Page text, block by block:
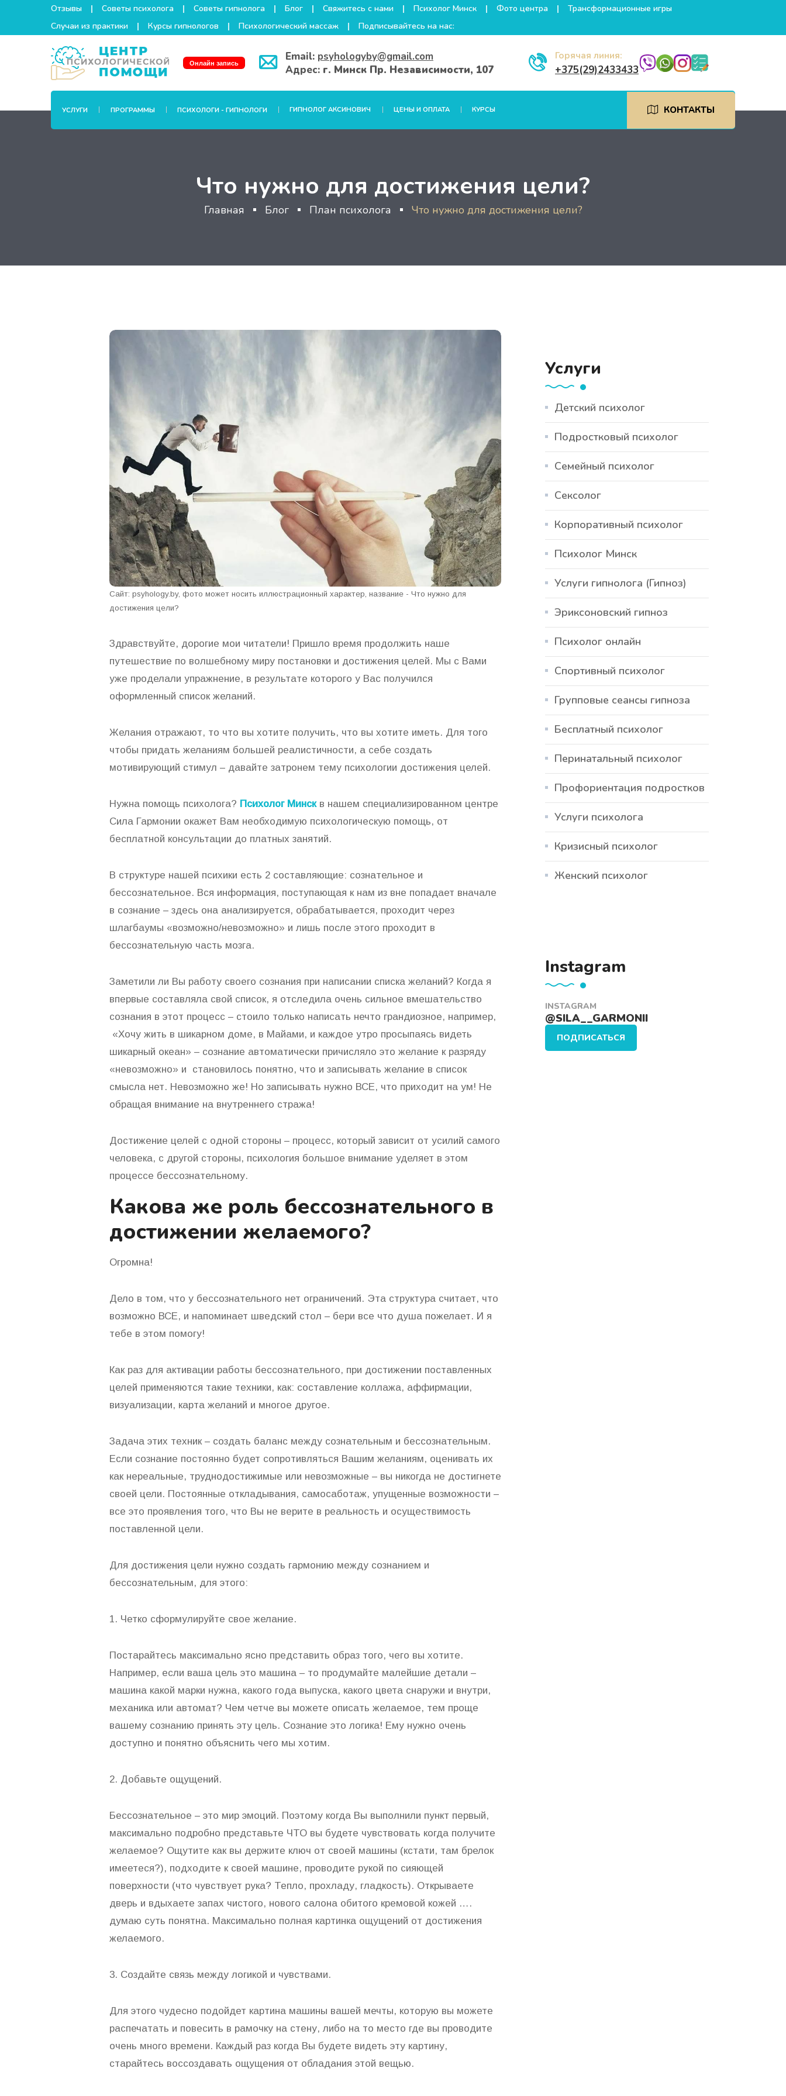
Отзывы Советы психолога Советы гипнолога Блог Свяжитесь с нами Психолог Минск Фото центра
Трансформационные игры
Случаи из практики
Курсы гипнологов Психологический массаж Подписывайтесь на нас:
Онлайн запись Email: psyhologyby@gmail.com
Адрес: г. Минск Пр. Независимости, 107
Горячая линия:
+375(29)2433433
УСЛУГИ ПРОГРАММЫ ПСИХОЛОГИ - ГИПНОЛОГИ ГИПНОЛОГ АКСИНОВИЧ ЦЕНЫ И ОПЛАТА КУРСЫ КОНТАКТЫ
Что нужно для достижения цели?
Главная Блог План психолога Что нужно для достижения цели?
Сайт: psyhology.by, фото может носить иллюстрационный характер, название - Что нужно для
достижения цели?
Здравствуйте, дорогие мои читатели! Пришло время продолжить наше
путешествие по волшебному миру постановки и достижения целей. Мы с Вами
уже проделали упражнение, в результате которого у Вас получился
оформленный список желаний.
Желания отражают, то что вы хотите получить, что вы хотите иметь. Для того
чтобы придать желаниям большей реалистичности, а себе создать
мотивирующий стимул – давайте затронем тему психологии достижения целей.
Нужна помощь психолога? Психолог Минскв нашем специализированном центре
Сила Гармонии окажет Вам необходимую психологическую помощь, от
бесплатной консультации до платных занятий.
В структуре нашей психики есть 2 составляющие: сознательное и
бессознательное. Вся информация, поступающая к нам из вне попадает вначале
в сознание – здесь она анализируется, обрабатывается, проходит через
шлагбаумы «возможно/невозможно» и лишь после этого проходит в
бессознательную часть мозга.
Заметили ли Вы работу своего сознания при написании списка желаний? Когда я
впервые составляла свой список, я отследила очень сильное вмешательство
сознания в этот процесс – стоило только написать нечто грандиозное, например,
«Хочу жить в шикарном доме, в Майами, и каждое утро просыпаясь видеть
шикарный океан» – сознание автоматически причисляло это желание к разряду
«невозможно» и становилось понятно, что и записывать желание в список
смысла нет. Невозможно же! Но записывать нужно ВСЕ, что приходит на ум! Не
обращая внимание на внутреннего стража!
Достижение целей с одной стороны – процесс, который зависит от усилий самого
человека, с другой стороны, психология большое внимание уделяет в этом
процессе бессознательному.
Какова же роль бессознательного в
достижении желаемого?
Огромна!
Дело в том, что у бессознательного нет ограничений. Эта структура считает, что
возможно ВСЕ, и напоминает шведский стол – бери все что душа пожелает. И я
тебе в этом помогу!
Как раз для активации работы бессознательного, при достижении поставленных
целей применяются такие техники, как: составление коллажа, аффирмации,
визуализации, карта желаний и многое другое.
Задача этих техник – создать баланс между сознательным и бессознательным.
Если сознание постоянно будет сопротивляться Вашим желаниям, оценивать их
как нереальные, труднодостижимые или невозможные – вы никогда не достигнете
своей цели. Постоянные откладывания, самосаботаж, упущенные возможности –
все это проявления того, что Вы не верите в реальность и осуществимость
поставленной цели.
Для достижения цели нужно создать гармонию между сознанием и
бессознательным, для этого:
1. Четко сформулируйте свое желание.
Постарайтесь максимально ясно представить образ того, чего вы хотите.
Например, если ваша цель это машина – то продумайте малейшие детали –
машина какой марки нужна, какого года выпуска, какого цвета снаружи и внутри,
механика или автомат? Чем четче вы можете описать желаемое, тем проще
вашему сознанию принять эту цель. Сознание это логика! Ему нужно очень
доступно и понятно объяснить чего мы хотим.
2. Добавьте ощущений.
Бессознательное – это мир эмоций. Поэтому когда Вы выполнили пункт первый,
максимально подробно представьте ЧТО вы будете чувствовать когда получите
желаемое? Ощутите как вы держите ключ от своей машины (кстати, там брелок
имеетеся?), подходите к своей машине, проводите рукой по сияющей
поверхности (что чувствует рука? Тепло, прохладу, гладкость). Открываете
дверь и вдыхаете запах чистого, нового салона обитого кремовой кожей ….
думаю суть понятна. Максимально полная картинка ощущений от достижения
желаемого.
3. Создайте связь между логикой и чувствами.
Для этого чудесно подойдет картина машины вашей мечты, которую вы можете
распечатать и повесить в рамочку на стену, либо на то место где вы проводите
очень много времени. Каждый раз когда Вы будете видеть эту картину,
старайтесь воссоздавать ощущения от обладания этой вещью.
Услуги
Детский психолог
Подростковый психолог
Семейный психолог
Сексолог
Корпоративный психолог
Психолог Минск
Услуги гипнолога (Гипноз)
Эриксоновский гипноз
Психолог онлайн
Спортивный психолог
Групповые сеансы гипноза
Бесплатный психолог
Перинатальный психолог
Профориентация подростков
Услуги психолога
Кризисный психолог
Женский психолог
Instagram
INSTAGRAM
@SILA__GARMONII
ПОДПИСАТЬСЯ